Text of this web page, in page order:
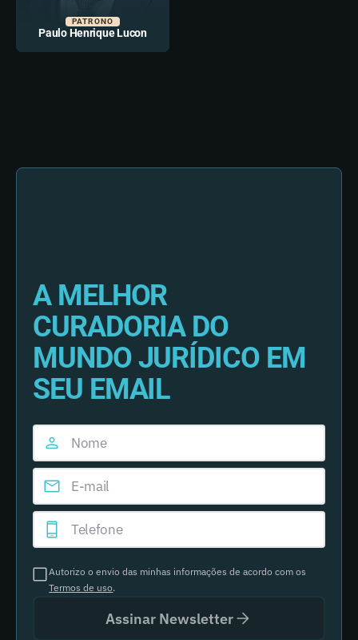
PATRONO
Paulo Henrique Lucon
A MELHOR
CURADORIA DO
MUNDO JURÍDICO EM
SEU EMAIL
Autorizo o envio das minhas informações de acordo com os
Termos de uso.
Assinar Newsletter